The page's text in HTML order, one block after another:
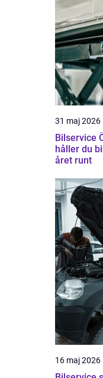
31 maj 2026
Bilservice
håller du
året runt
16 maj 2026